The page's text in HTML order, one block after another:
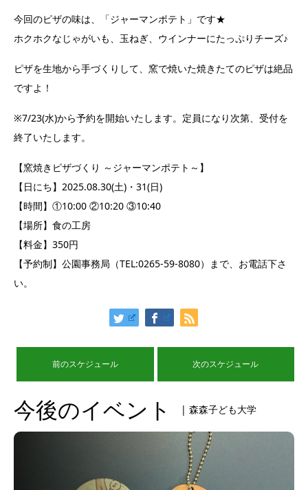
今回のピザの味は、「ジャーマンポテト」です★
ホクホクなじゃがいも、玉ねぎ、ウインナーにたっぷりチーズ♪
ピザを生地から手づくりして、窯で焼いた焼きたてのピザは絶品
ですよ！
※7/23(水)から予約を開始いたします。定員になり次第、受付を
終了いたします。
【窯焼きピザづくり ～ジャーマンポテト～】
【日にち】2025.08.30(土)・31(日)
【時間】①10:00 ②10:20 ③10:40
【場所】食の工房
【料金】350円
【予約制】公園事務局（TEL:0265-59-8080）まで、お電話下さ
い。
前のスケジュール 次のスケジュール
今後のイベント | 森森子ども大学